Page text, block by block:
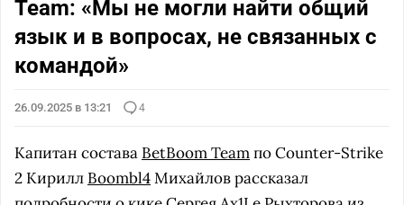
Team: «Мы не могли найти общий
язык и в вопросах, не связанных с
командой»
26.09.2025 в 13:21 4
Капитан состава BetBoom Teamпо Counter-Strike
2 Кирилл Boombl4Михайлов рассказал